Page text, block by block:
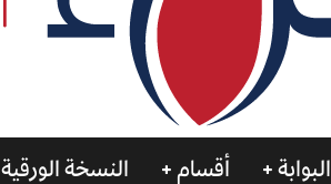
البوابة أقسام النسخة الورقية